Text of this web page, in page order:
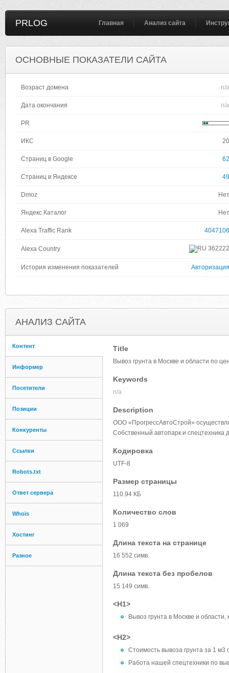
PRLOG Главная Анализ сайта
ОСНОВНЫЕ ПОКАЗАТЕЛИ САЙТА
Возраст домена n/a
Дата окончания n/a
PR
ИКС 20
Страниц в Google 62
Страниц в Яндексе 49
Dmoz Нет
Яндекс Каталог Нет
Alexa Traffic Rank 4047106
Alexa Country 362222
История изменения показателей Авторизация
АНАЛИЗ САЙТА
Контент
Информер
Посетители
Позиции
Конкуренты
Ссылки
Robots.txt
Ответ сервера
Whois
Хостинг
Разное
Title
Вывоз грунта в Москве и области по
Keywords
n/a
Description
ООО «ПрогрессАвтоСтрой»
Собственный автопарк и спецтехника
Кодировка
UTF-8
Размер страницы
110.94 КБ
Количество слов
1 069
Длина текста на странице
16 552 симв.
Длина текста без пробелов
15 149 симв.
<H1>
Вывоз грунта в Москве и области,
<H2>
Стоимость вывоза грунта за 1 м3
Работа нашей спецтехники по